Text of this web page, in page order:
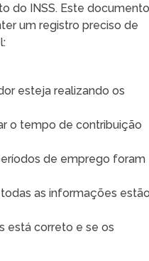
do INSS. Este
um registro preciso de
esteja realizando os
o tempo de contribuição
de emprego foram
as informações
está correto e se os